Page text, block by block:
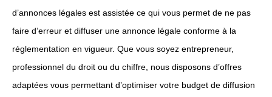
d’annonces légales est assistée ce qui vous permet de ne pas
faire d’erreur et diffuser une annonce légale conforme à la
réglementation en vigueur. Que vous soyez entrepreneur,
professionnel du droit ou du chiffre, nous disposons d’offres
adaptées vous permettant d’optimiser votre budget de diffusion